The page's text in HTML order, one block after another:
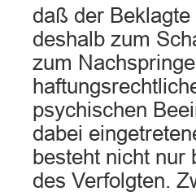
daß der
deshalb zum
zum
psychischen
dabei
besteht nicht nur
des Verfolgten.